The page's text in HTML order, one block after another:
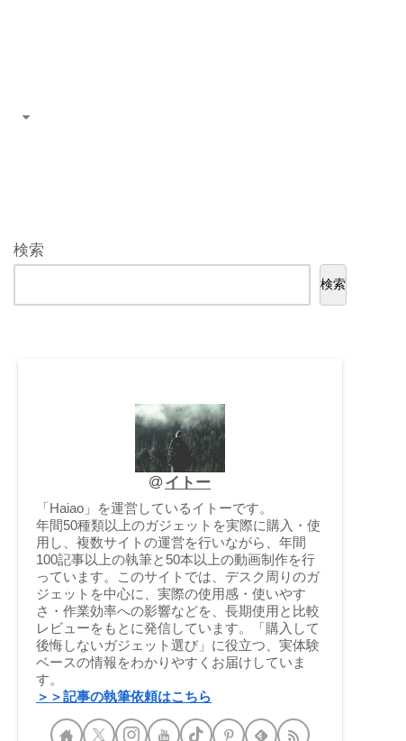
検索
検索
イトー
「Haiao」を運営しているイトーです。
年間50種類以上のガジェットを実際に購入・使
用し、複数サイトの運営を行いながら、年間
100記事以上の執筆と50本以上の動画制作を行
っています。このサイトでは、デスク周りのガ
ジェットを中心に、実際の使用感・使いやす
さ・作業効率への影響などを、長期使用と比較
レビューをもとに発信しています。「購入して
後悔しないガジェット選び」に役立つ、実体験
ベースの情報をわかりやすくお届けしていま
す。
＞＞記事の執筆依頼はこちら